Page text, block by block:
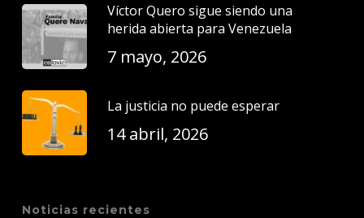
Víctor Quero sigue siendo una
herida abierta para Venezuela
7 mayo, 2026
La justicia no puede esperar
14 abril, 2026
Noticias recientes